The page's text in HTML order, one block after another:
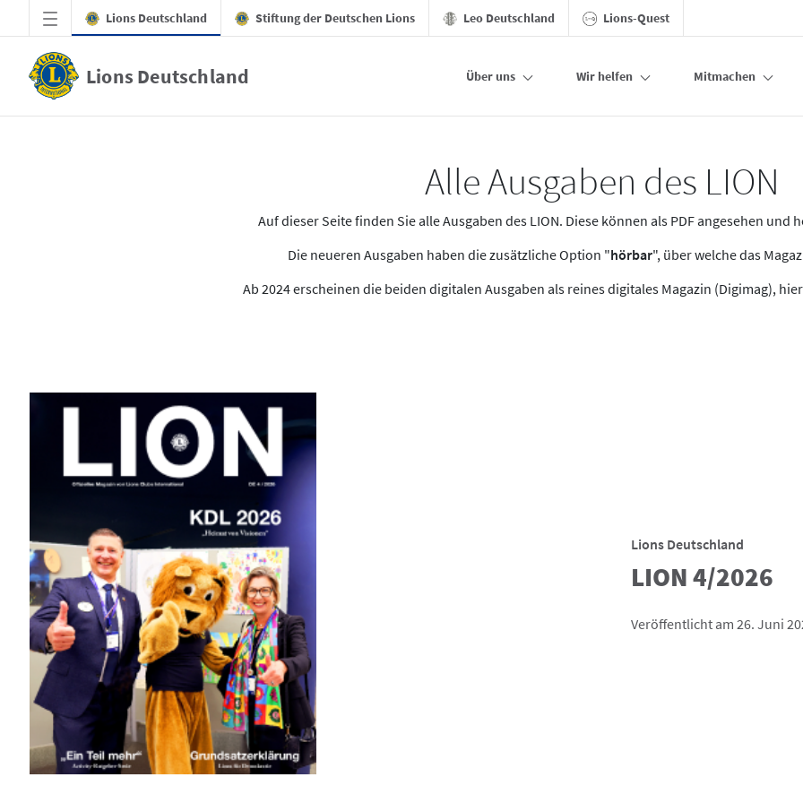
Zum Hauptinhalt springen
Lions Deutschland Stiftung der Deutschen Lions Leo Deutschland Lions-Quest
Lions Deutschland Über uns Wir helfen Mitmachen
Alle Ausgaben des LION
Auf dieser Seite finden Sie alle Ausgaben des LION. Diese können als PDF angesehen und
Die neueren Ausgaben haben die zusätzliche Option "hörbar", über welche das
Ab 2024 erscheinen die beiden digitalen Ausgaben als reines digitales Magazin (Digimag),
Lions Deutschland
LION 4/2026
Veröffentlicht am 26. Juni